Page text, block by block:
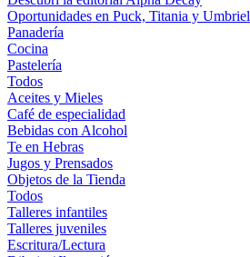
Oportunidades en Puck, Titania y Umbriel
Panadería
Cocina
Pastelería
Todos
Aceites y Mieles
Café de especialidad
Bebidas con Alcohol
Te en Hebras
Jugos y Prensados
Objetos de la Tienda
Todos
Talleres infantiles
Talleres juveniles
Escritura/Lectura